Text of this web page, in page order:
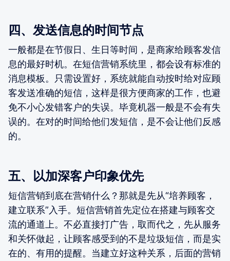
四、发送信息的时间节点
一般都是在节假日、生日等时间，是商家给顾客发信
息的最好时机。在短信营销系统里，都会设有标准的
消息模板。只需设置好，系统就能自动按时给对应顾
客发送准确的短信，这样是很方便商家的工作，也避
免不小心发错客户的失误。毕竟机器一般是不会有失
误的。在对的时间给他们发短信，是不会让他们反感
的。
五、以加深客户印象优先
短信营销到底在营销什么？那就是先从“培养顾客，
建立联系”入手。短信营销首先定位在搭建与顾客交
流的通道上。不必直接打广告，取而代之，先从服务
和关怀做起，让顾客感受到的不是垃圾短信，而是实
在的、有用的提醒。当建立好这种关系，后面的营销